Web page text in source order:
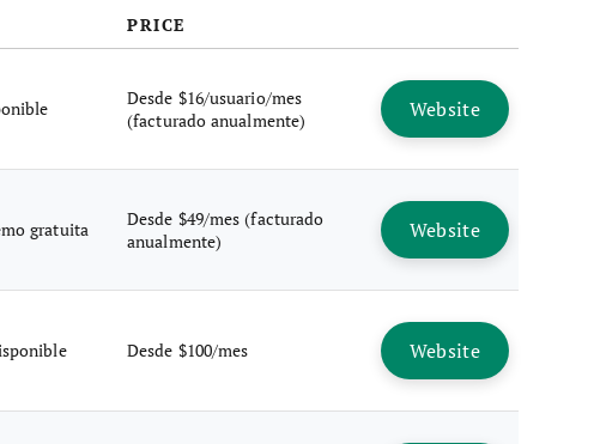
PRICE
Desde $16/usuario/mes
(facturado anualmente)
Website
gratuita
Desde $49/mes (facturado
anualmente)
Website
Desde $100/mes Website